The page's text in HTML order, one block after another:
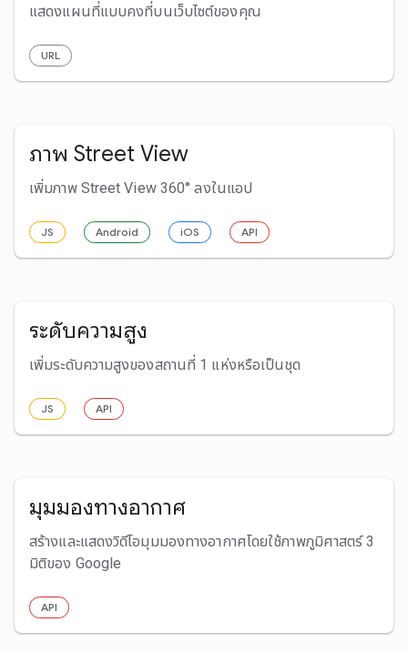
แสดงแผนที่แบบคงที่บนเว็บไซต์ของคุณ
URL
ภาพ Street View
เพิ่มภาพ Street View 360° ลงในแอป
JS Android iOS API
ระดับความสูง
เพิ่มระดับความสูงของสถานที่ 1 แห่งหรือเป็นชุด
JS API
มุมมองทางอากาศ
สร้างและแสดงวิดีโอมุมมองทางอากาศโดยใช้ภาพภูมิศาสตร์ 3
มิติของ Google
API